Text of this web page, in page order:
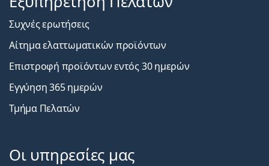
Συχνές ερωτήσεις
Αίτημα ελαττωματικών προϊόντων
Επιστροφή προϊόντων εντός 30 ημερών
Εγγύηση 365 ημερών
Τμήμα Πελατών
Οι υπηρεσίες μας